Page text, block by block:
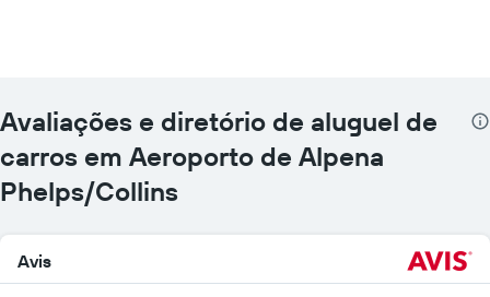
gráfico
tem
1
Y
o
preço
mais
Avaliações e diretório de aluguel de
carros em Aeroporto de Alpena
Phelps/Collins
Avis